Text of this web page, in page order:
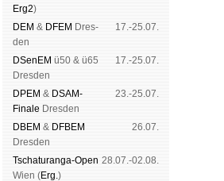
Erg2)
DEM & DFEM Dres­
den
17.-25.07.
DSenEM ü50 & ü65
Dres­den
17.-25.07.
DPEM & DSAM-
Finale Dres­den
23.-25.07.
DBEM & DFBEM
Dres­den
26.07.
Tschaturanga-Open
Wien (Erg.)
28.07.-02.08.